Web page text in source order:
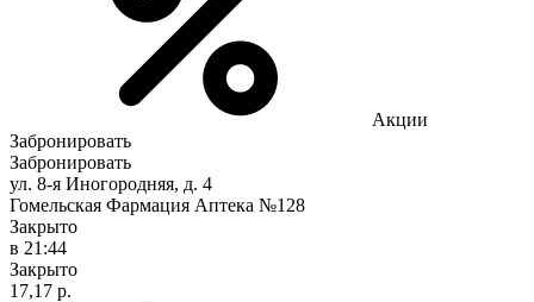
Акции
Забронировать
Забронировать
ул. 8-я Иногородняя, д. 4
Гомельская Фармация Аптека №128
Закрыто
в 21:44
Закрыто
17,17 р.